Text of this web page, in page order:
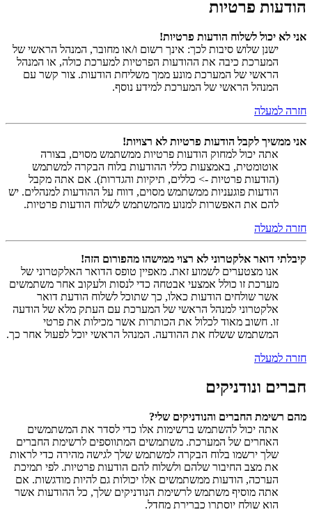
הודעות פרטיות
אני לא יכול לשלוח הודעות פרטיות!
ישנן שלוש סיבות לכך: אינך רשום ו/או מחובר, המנהל הראשי של
המערכת כיבה את ההודעות הפרטיות למערכת כולה, או המנהל
הראשי של המערכת מונע ממך משליחת הודעות. צור קשר עם
המנהל הראשי של המערכת למידע נוסף.
חזרה למעלה
אני ממשיך לקבל הודעות פרטיות לא רצויות!
אתה יכול למחוק הודעות פרטיות ממשתמש מסוים, בצורה
אוטומטית, באמצעות כללי ההודעות בלוח הבקרה למשתמש
(הודעות פרטיות -> כללים, תיקיות והגדרות). אם אתה מקבל
הודעות פוגעניות ממשתמש מסוים, דווח על ההודעות למנהלים. יש
להם את האפשרות למנוע מהמשתמש לשלוח הודעות פרטיות.
חזרה למעלה
קיבלתי דואר אלקטרוני לא רצוי ממישהו מהפורום הזה!
אנו מצטערים לשמוע זאת. מאפיין טופס הדואר האלקטרוני של
מערכת זו כולל אמצעי אבטחה כדי לנסות ולעקוב אחר משתמשים
אשר שולחים הודעות כאלו, כך שתוכל לשלוח הודעת דואר
אלקטרוני למנהל הראשי של המערכת עם העתק מלא של הודעה
זו. חשוב מאוד לכלול את הכותרות אשר מכילות את פרטי
המשתמש ששלח את ההודעה. המנהל הראשי יוכל לפעול אחר כך.
חזרה למעלה
חברים ונודניקים
מהם רשימת החברים והנודניקים שלי?
אתה יכול להשתמש ברשימות אלו כדי לסדר את המשתמשים
האחרים של המערכת. משתמשים המתווספים לרשימת החברים
שלך ירשמו בלוח הבקרה למשתמש שלך לגישה מהירה כדי לראות
את מצב החיבור שלהם ולשלוח להם הודעות פרטיות. לפי תמיכת
הערכה, הודעות ממשתמשים אלו יכולות גם להיות מודגשות. אם
אתה מוסיף משתמש לרשימת הנודניקים שלך, כל ההודעות אשר
הוא שולח יוסתרו כברירת מחדל.